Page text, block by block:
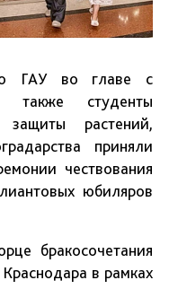
ГАУ во главе с
студенты
растений,
приняли
чествования
юбиляров
бракосочетания
в рамках